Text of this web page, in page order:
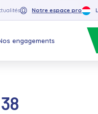
Notre espace pro
engagements